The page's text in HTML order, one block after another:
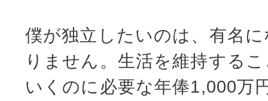
僕が独立したいのは、有名
りません。生活を維持する
いくのに必要な年俸1,000万